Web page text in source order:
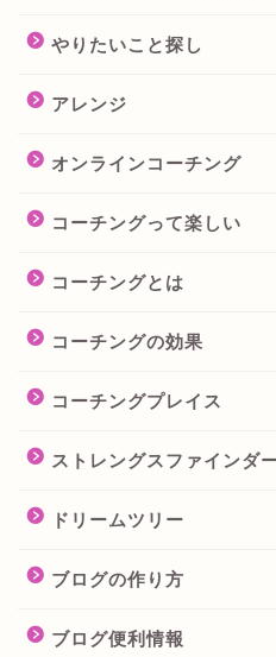
やりたいこと探し
アレンジ
オンラインコーチング
コーチングって楽しい
コーチングとは
コーチングの効果
コーチングプレイス
ストレングスファインダ
ドリームツリー
ブログの作り方
ブログ便利情報